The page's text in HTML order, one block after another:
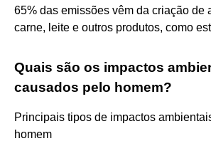
65% das emissões vêm da criação de
carne, leite e outros produtos, como
Quais são os impactos
causados pelo homem?
Principais tipos de impactos
homem